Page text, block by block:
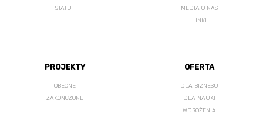
STATUT
MEDIA O NAS
LINKI
PROJEKTY
OBECNE
ZAKOŃCZONE
OFERTA
DLA BIZNESU
DLA NAUKI
WDROŻENIA